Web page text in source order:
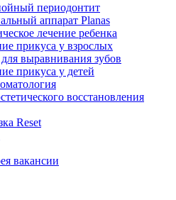
периодонтит
аппарат Planas
лечение ребенка
прикуса у взрослых
выравнивания зубов
прикуса у детей
восстановления
Reset
вакансии